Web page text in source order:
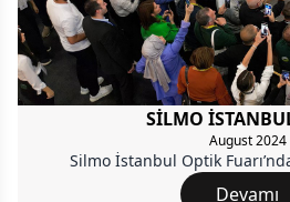
SİLMO
August 2024
Silmo İstanbul Optik
Devamı